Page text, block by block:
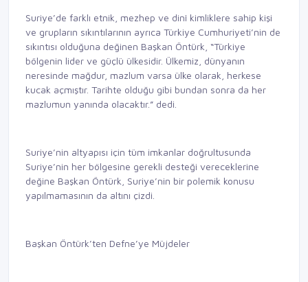
Suriye’de farklı etnik, mezhep ve dinî kimliklere sahip kişi
ve grupların sıkıntılarının ayrıca Türkiye Cumhuriyeti’nin de
sıkıntısı olduğuna değinen Başkan Öntürk, “Türkiye
bölgenin lider ve güçlü ülkesidir. Ülkemiz, dünyanın
neresinde mağdur, mazlum varsa ülke olarak, herkese
kucak açmıştır. Tarihte olduğu gibi bundan sonra da her
mazlumun yanında olacaktır.” dedi.
Suriye’nin altyapısı için tüm imkanlar doğrultusunda
Suriye’nin her bölgesine gerekli desteği vereceklerine
değine Başkan Öntürk, Suriye’nin bir polemik konusu
yapılmamasının da altını çizdi.
Başkan Öntürk’ten Defne’ye Müjdeler